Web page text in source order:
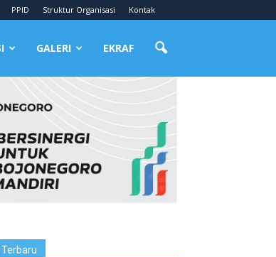
PPID Struktur Organisasi Kontak
GALERI EKRAF